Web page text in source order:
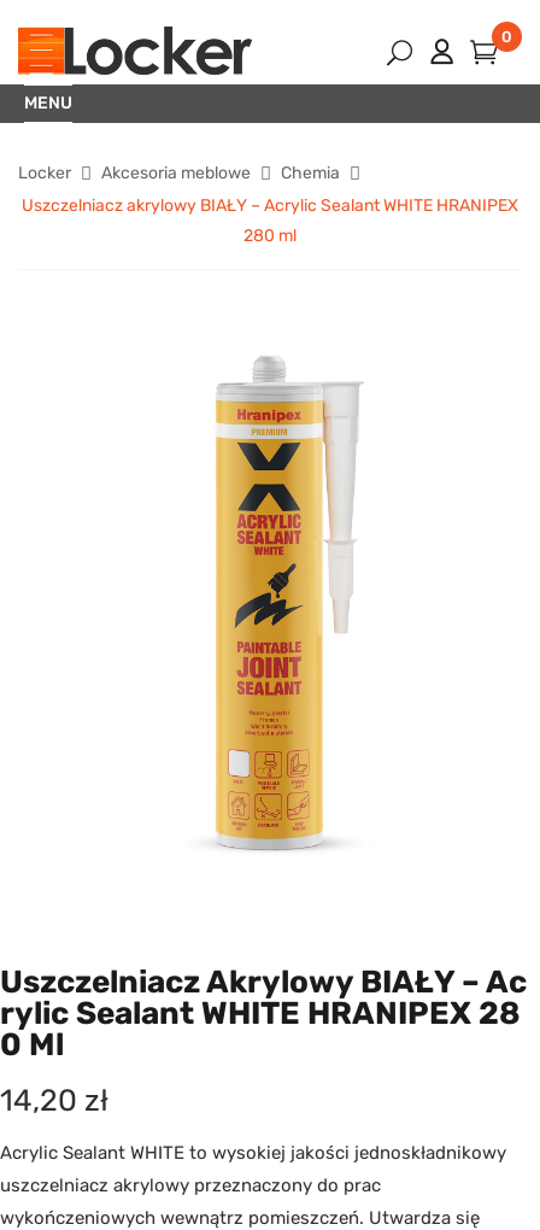
0
MENU
Locker Akcesoria meblowe
Chemia
Uszczelniacz akrylowy BIAŁY – Acrylic Sealant WHITE HRANIPEX
280 ml
Uszczelniacz Akrylowy BIAŁY – Ac
Rylic Sealant WHITE HRANIPEX 28
0 Ml
14,20 zł
Acrylic Sealant WHITE to wysokiej jakości jednoskładnikowy
uszczelniacz akrylowy przeznaczony do prac
wykończeniowych wewnątrz pomieszczeń. Utwardza się